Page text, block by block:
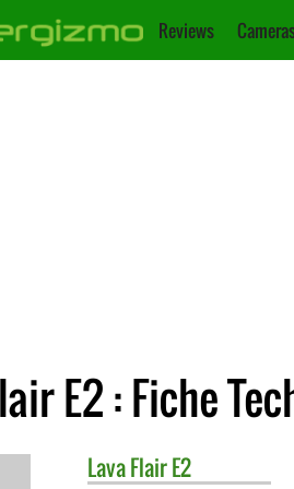
Reviews
E2 : Fiche
LavaFlair E2